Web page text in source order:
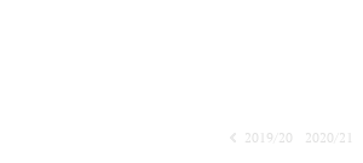
2019/20
2020/21